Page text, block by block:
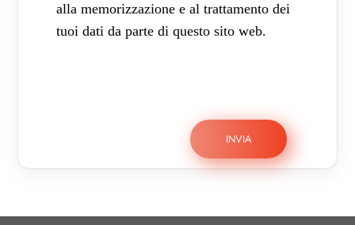
alla memorizzazione e al trattamento dei
tuoi dati da parte di questo sito web.